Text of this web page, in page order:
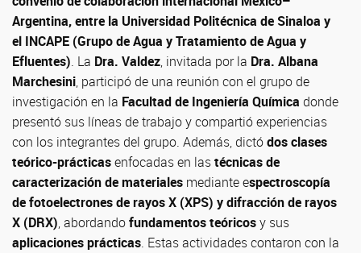
Argentina, entre la Universidad Politécnica de Sinaloa y
el INCAPE (Grupo de Agua y Tratamiento de Agua y
Efluentes). La Dra. Valdez, invitada por la Dra. Albana
Marchesini, participó de una reunión con el grupo de
investigación en la Facultad de Ingeniería Química donde
presentó sus líneas de trabajo y compartió experiencias
con los integrantes del grupo. Además, dictódos clases
teórico-prácticasenfocadas en lastécnicas de
caracterización de materiales mediante espectroscopía
de fotoelectrones de rayos X (XPS) y difracción de rayos
X (DRX), abordandofundamentos teóricosy sus
aplicaciones prácticas. Estas actividades contaron con la